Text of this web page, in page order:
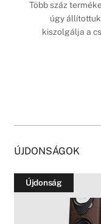
Több száz
úgy
kiszolgálja a
ÚJDONSÁGOK
Újdonság